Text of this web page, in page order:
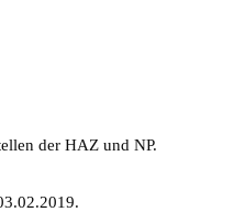
der HAZ und NP.